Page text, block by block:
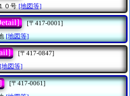
０号 [地図等]
[〒417-0001]
[地図等]
[〒417-0847]
[地図等]
[〒417-0061]